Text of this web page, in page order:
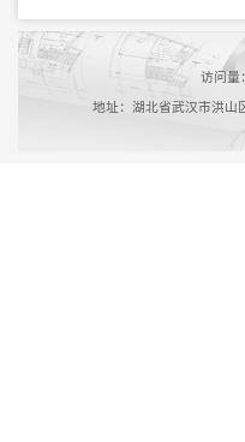
访问量：
地址：湖北省武汉市洪山